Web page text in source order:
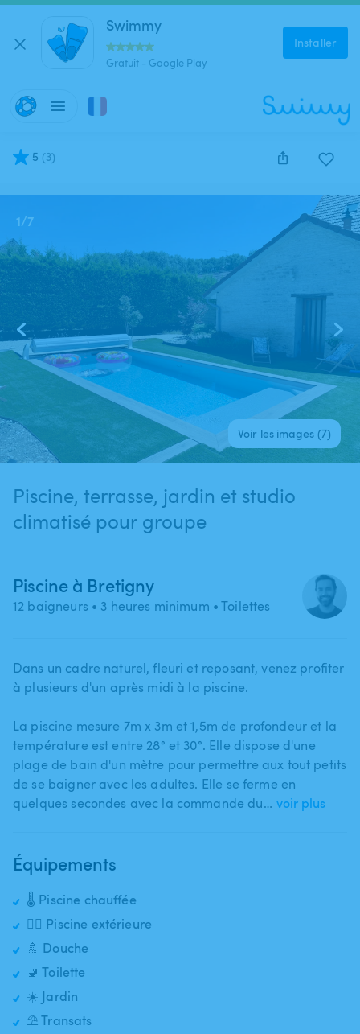
Swimmy
Gratuit - Google Play
Installer
5 (3)
Cette annonce est close et ne peut être réservée.
1/7
Voir les images (7)
Piscine, terrasse, jardin et studio
climatisé pour groupe
Piscine à Bretigny
12 baigneurs • 3 heures minimum • Toilettes
Dans un cadre naturel​,​ fleuri et reposant​,​ venez profiter
à plusieurs d'un après midi à la piscine.
La piscine mesure 7m x 3m et 1​,​5m de profondeur et la
température est entre 28° et 30°. Elle dispose d'une
plage de bain d'un mètre pour permettre aux tout petits
de se baigner avec les adultes. Elle se ferme en
quelques secondes avec la commande du… voir plus
Équipements
🌡️ Piscine chauffée
🏊‍♂️ Piscine extérieure
🚿 Douche
🚽 Toilette
☀️ Jardin
⛱️ Transats